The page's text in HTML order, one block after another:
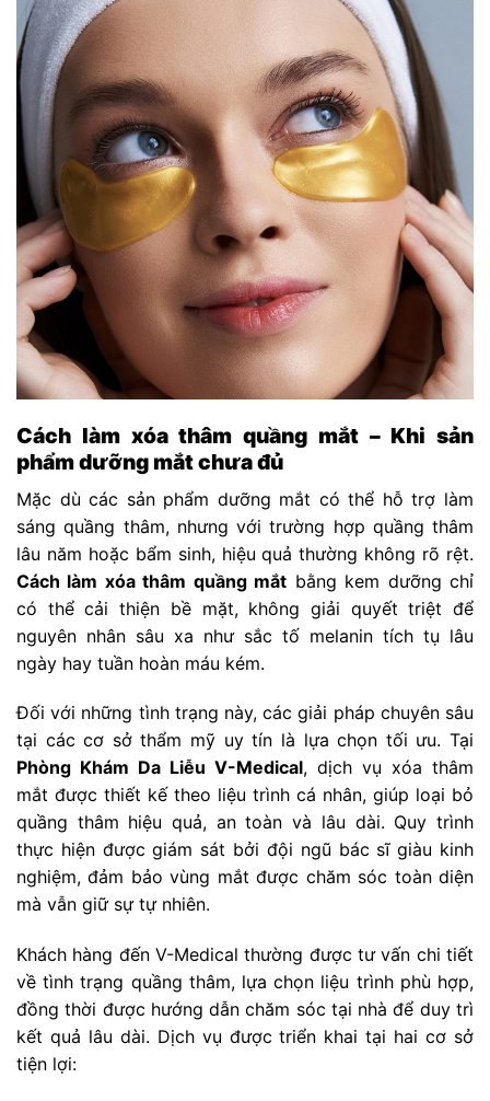
Cách làm xóa thâm quầng mắt – Khi sản
phẩm dưỡng mắt chưa đủ
Mặc dù các sản phẩm dưỡng mắt có thể hỗ trợ làm
sáng quầng thâm, nhưng với trường hợp quầng thâm
lâu năm hoặc bẩm sinh, hiệu quả thường không rõ rệt.
Cách làm xóa thâm quầng mắt bằng kem dưỡng chỉ
có thể cải thiện bề mặt, không giải quyết triệt để
nguyên nhân sâu xa như sắc tố melanin tích tụ lâu
ngày hay tuần hoàn máu kém.
Đối với những tình trạng này, các giải pháp chuyên sâu
tại các cơ sở thẩm mỹ uy tín là lựa chọn tối ưu. Tại
Phòng Khám Da Liễu V-Medical, dịch vụ xóa thâm
mắt được thiết kế theo liệu trình cá nhân, giúp loại bỏ
quầng thâm hiệu quả, an toàn và lâu dài. Quy trình
thực hiện được giám sát bởi đội ngũ bác sĩ giàu kinh
nghiệm, đảm bảo vùng mắt được chăm sóc toàn diện
mà vẫn giữ sự tự nhiên.
Khách hàng đến V-Medical thường được tư vấn chi tiết
về tình trạng quầng thâm, lựa chọn liệu trình phù hợp,
đồng thời được hướng dẫn chăm sóc tại nhà để duy trì
kết quả lâu dài. Dịch vụ được triển khai tại hai cơ sở
tiện lợi: